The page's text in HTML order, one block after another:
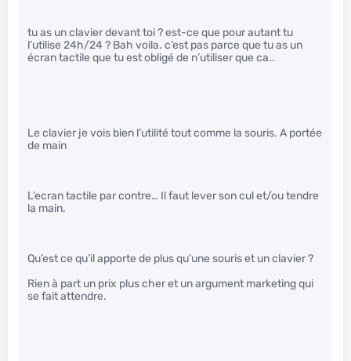
tu as un clavier devant toi ? est-ce que pour autant tu
l’utilise 24h/24 ? Bah voila. c’est pas parce que tu as un
écran tactile que tu est obligé de n’utiliser que ca..
Le clavier je vois bien l’utilité tout comme la souris. A portée
de main
L’ecran tactile par contre… Il faut lever son cul et/ou tendre
la main.
Qu’est ce qu’il apporte de plus qu’une souris et un clavier ?
Rien à part un prix plus cher et un argument marketing qui
se fait attendre.